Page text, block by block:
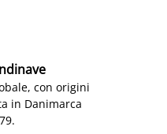
con origini
in Danimarca